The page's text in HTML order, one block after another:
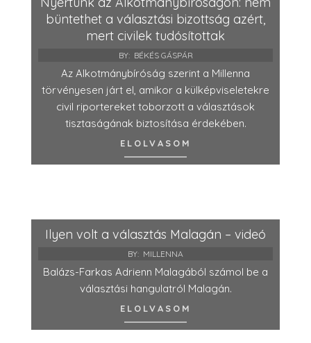
büntethet a választási bizottság azért,
mert civilek tudósítottak
BY: BÉKÉS GÁSPÁR
Az Alkotmánybíróság szerint a Millenna
törvényesen járt el, amikor a külképviseletekre
civil riportereket toborzott a választások
tisztaságának biztosítása érdekében.
ELOLVASOM
Ilyen volt a választás Malagán – videó
BY: MILLENNA
Balázs-Farkas Adrienn Malagából számol be a
választási hangulatról Malagán.
ELOLVASOM